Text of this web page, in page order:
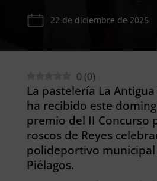
22 de diciembre de 2025
0 (0)
La pastelería La
ha recibido este
premio del II Concurso
roscos de Reyes
polideportivo municipal
Piélagos.